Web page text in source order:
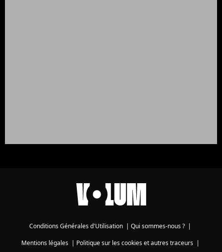
Conditions Générales d'Utilisation | Qui sommes-nous ? |
Mentions légales| Politique sur les cookies et autres traceurs|